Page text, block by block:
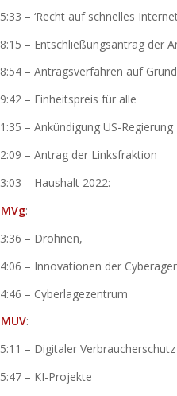
– ‘Recht auf schnelles
– Entschließungsantrag der
– Antragsverfahren auf
– Einheitspreis für alle
– Ankündigung US-Regierung
– Antrag der Linksfraktion
– Haushalt 2022:
:
– Drohnen,
– Innovationen der
– Cyberlagezentrum
:
– Digitaler Verbraucherschutz
– KI-Projekte